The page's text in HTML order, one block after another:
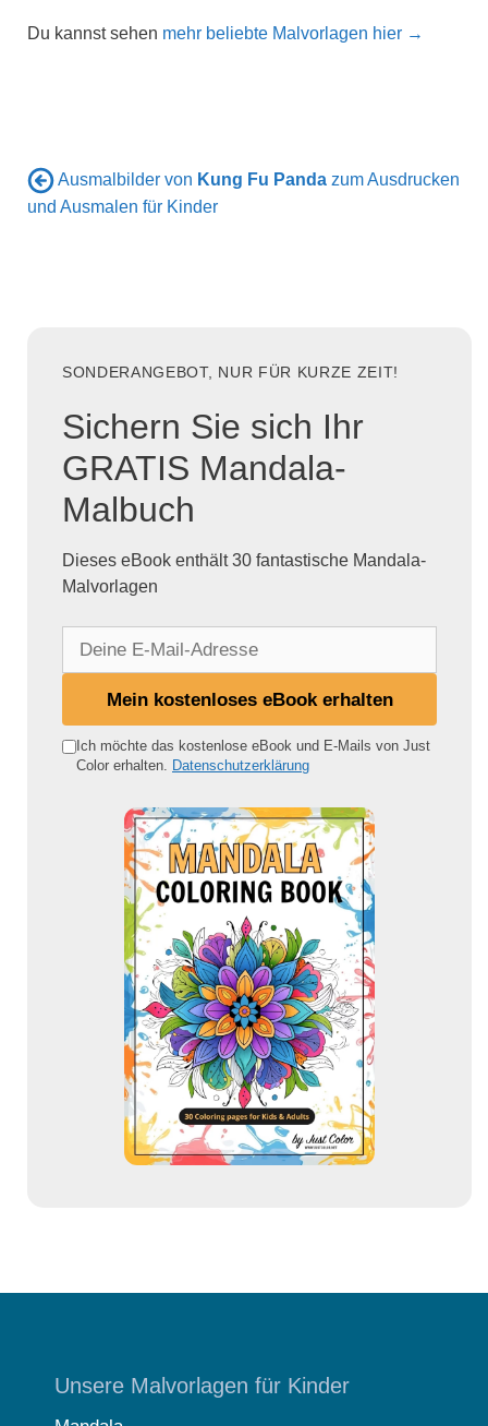
Du kannst sehen mehr beliebte Malvorlagen hier →
Ausmalbilder von Kung Fu Panda zum Ausdrucken
und Ausmalen für Kinder
SONDERANGEBOT, NUR FÜR KURZE ZEIT!
Sichern Sie sich Ihr
GRATIS Mandala-
Malbuch
Dieses eBook enthält 30 fantastische Mandala-
Malvorlagen
e
Mein kostenloses eBook erhalten
Ich möchte das kostenlose eBook und E-Mails von Just
Color erhalten. Datenschutzerklärung
Unsere Malvorlagen für Kinder